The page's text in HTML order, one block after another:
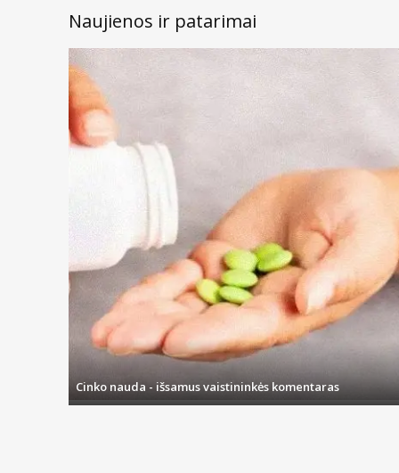
Naujienos ir patarimai
Cinko nauda - išsamus vaistininkės komentaras